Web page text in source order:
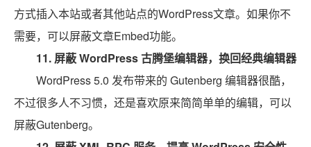
方式插入本站或者其他站点的WordPress文章。如果你不
需要，可以屏蔽文章Embed功能。
11. 屏蔽 WordPress 古腾堡编辑器，换回经典编辑器
WordPress 5.0 发布带来的 Gutenberg 编辑器很酷，
不过很多人不习惯，还是喜欢原来简简单单的编辑，可以
屏蔽Gutenberg。